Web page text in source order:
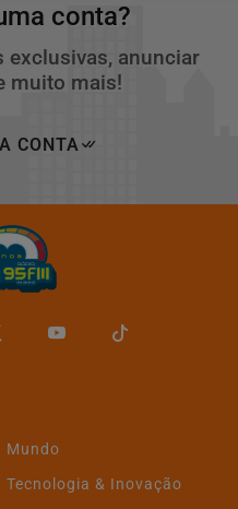
conta?
exclusivas, anunciar
muito mais!
CONTA
Mundo
Tecnologia & Inovação